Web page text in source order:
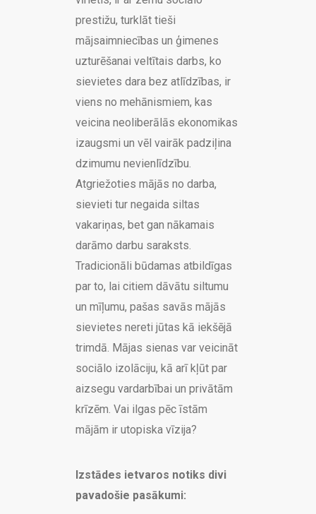
prestižu, turklāt tieši
mājsaimniecības un ģimenes
uzturēšanai veltītais darbs, ko
sievietes dara bez atlīdzības, ir
viens no mehānismiem, kas
veicina neoliberālās ekonomikas
izaugsmi un vēl vairāk padziļina
dzimumu nevienlīdzību.
Atgriežoties mājās no darba,
sievieti tur negaida siltas
vakariņas, bet gan nākamais
darāmo darbu saraksts.
Tradicionāli būdamas atbildīgas
par to, lai citiem dāvātu siltumu
un mīļumu, pašas savās mājās
sievietes nereti jūtas kā iekšējā
trimdā. Mājas sienas var veicināt
sociālo izolāciju, kā arī kļūt par
aizsegu vardarbībai un privātām
krīzēm. Vai ilgas pēc īstām
mājām ir utopiska vīzija?
Izstādes ietvaros notiks divi
pavadošie pasākumi: